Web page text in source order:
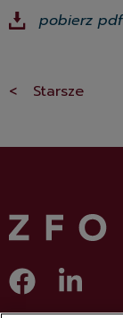
pobierz pdf
< Starsze